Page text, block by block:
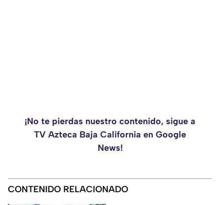
¡No te pierdas nuestro contenido, sigue a
TV Azteca Baja California en Google
News!
CONTENIDO RELACIONADO